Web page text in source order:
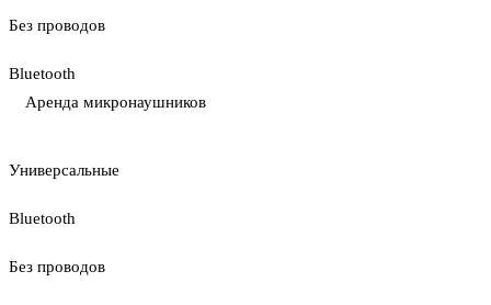
Без проводов
Bluetooth
Аренда микронаушников
Универсальные
Bluetooth
Без проводов